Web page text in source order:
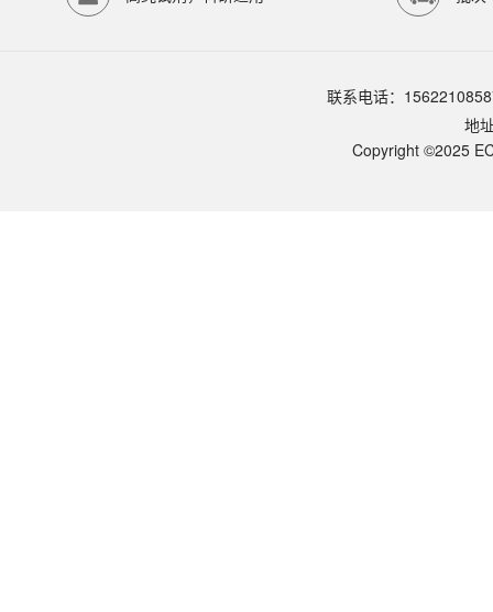
ECOTOP SCIENTIFIC
参照产品说明书中的保存条件。一般生物科研试剂建议在2-8℃或-
SCIENTIFIC常规库存产品一般1-3个工作日内发货。如遇缺
联系电话：
地
Copyright ©2025